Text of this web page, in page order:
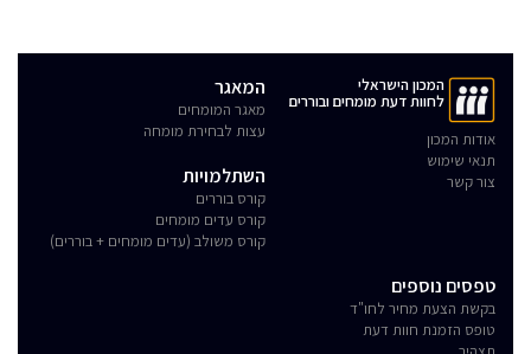
המכון הישראלי
לחוות דעת מומחים ובוררים
אודות המכון
תנאי שימוש
צור קשר
המאגר
מאגר המומחים
עצות לבחירת מומחה
השתלמויות
קורס בוררים
קורס עדים מומחים
קורס משולב (עדים מומחים + בוררים)
טפסים נוספים
בקשת הצעת מחיר לחו"ד
טופס הזמנת חוות דעת